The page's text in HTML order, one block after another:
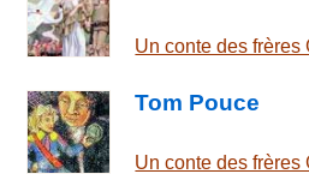
Un conte des frères
Tom Pouce
Un conte des frères